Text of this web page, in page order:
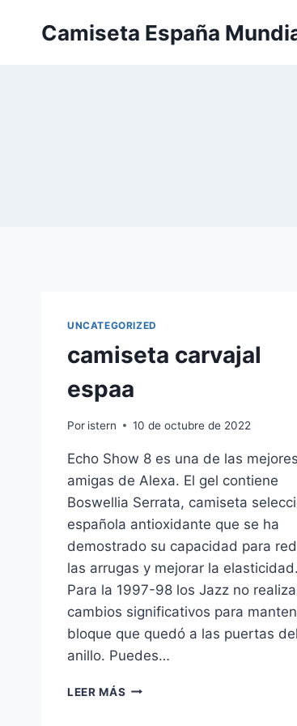
Camiseta España
UNCATEGORIZED
camiseta carvajal
espaa
Por istern 10 de octubre de 2022
Echo Show 8 es una de las mejores
amigas de Alexa. El gel contiene
Boswellia Serrata, camiseta
española antioxidante que se ha
demostrado su capacidad para
las arrugas y mejorar la elasticidad.
Para la 1997-98 los Jazz no
cambios significativos para
bloque que quedó a las puertas del
anillo. Puedes…
LEER MÁS CAMISETA